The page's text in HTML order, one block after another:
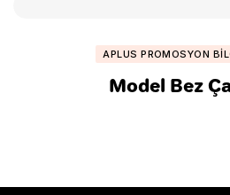
APLUS PROMOSYON
Model Bez